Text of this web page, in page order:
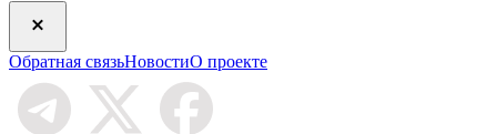
Обратная связьНовостиО проекте